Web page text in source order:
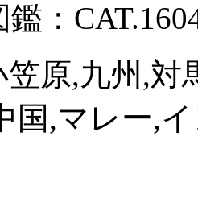
：
笠原,九州,対
国,マレー,